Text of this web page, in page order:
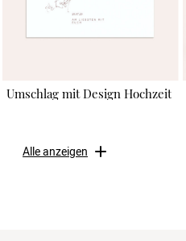
Umschlag mit Design Hochzeit
Alle anzeigen